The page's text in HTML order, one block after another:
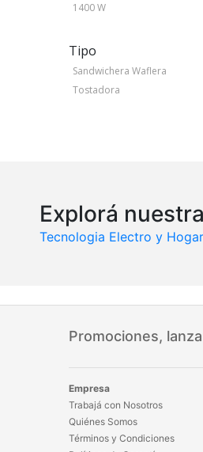
1400 W
Tipo
Sandwichera Waflera
Tostadora
Explorá
Tecnologia Electro y Hogar
Promociones,
Empresa
Trabajá con Nosotros
Quiénes Somos
Términos y Condiciones